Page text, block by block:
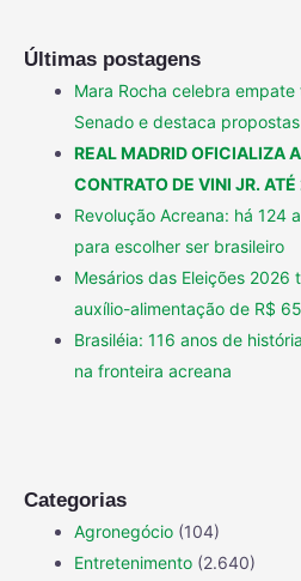
Últimas postagens
Mara Rocha celebra
Senado e destaca
REAL MADRID OFICIALIZA
CONTRATO DE VINI JR.
Revolução Acreana: há 124
para escolher ser brasileiro
Mesários das Eleições
auxílio-alimentação de R$ 65
Brasiléia: 116 anos de
na fronteira acreana
Categorias
Agronegócio (104)
Entretenimento (2.640)